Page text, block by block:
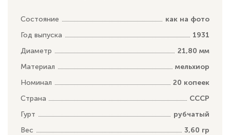
Состояние
как на фото
Год выпуска
1931
Диаметр
21,80 мм
Материал
мельхиор
Номинал
20 копеек
Страна
СССР
Гурт
рубчатый
Вес
3,60 гр